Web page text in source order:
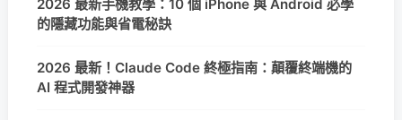
2026 最新手機教學：10 個 iPhone 與 Android 必學
的隱藏功能與省電秘訣
2026 最新！Claude Code 終極指南：顛覆終端機的
AI 程式開發神器